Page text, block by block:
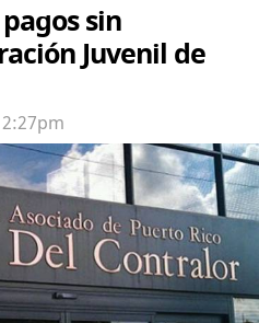
sin
Juvenil de